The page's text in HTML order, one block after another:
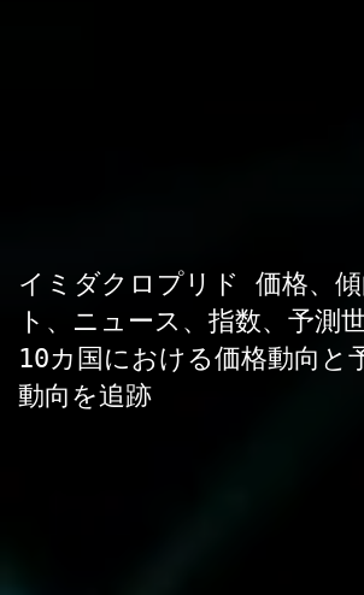
イミダクロプリド 価格、
ト、ニュース、指数、予測
10カ国における価格動向
動向を追跡